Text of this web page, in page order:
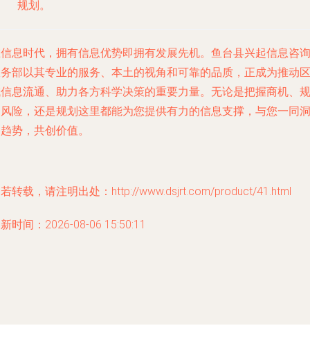
规划。
息时代，拥有信息优势即拥有发展先机。鱼台县兴起信息咨询
部以其专业的服务、本土的视角和可靠的品质，正成为推动区
息流通、助力各方科学决策的重要力量。无论是把握商机、规
险，还是规划这里都能为您提供有力的信息支撑，与您一同洞
势，共创价值。
转载，请注明出处：http://www.dsjrt.com/product/41.html
时间：2026-08-06 15:50:11